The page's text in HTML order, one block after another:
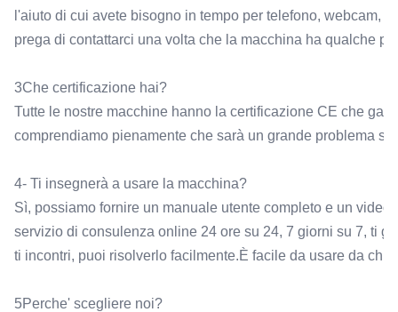
l'aiuto di cui avete bisogno in tempo per telefono, webcam,
prega di contattarci una volta che la macchina ha qualche
3Che certificazione hai?
Tutte le nostre macchine hanno la certificazione CE che
comprendiamo pienamente che sarà un grande problema
4- Ti insegnerà a usare la macchina?
Sì, possiamo fornire un manuale utente completo e un
servizio di consulenza online 24 ore su 24, 7 giorni su 7, ti
ti incontri, puoi risolverlo facilmente.È facile da usare da
5Perche' scegliere noi?